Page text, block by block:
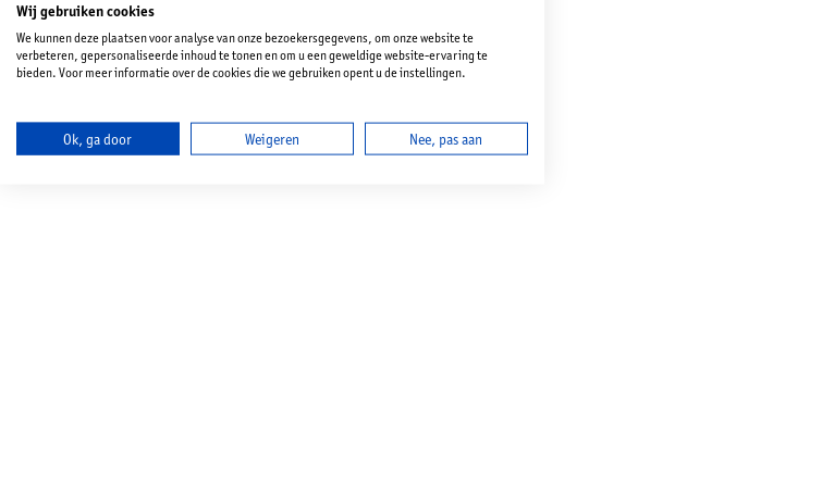
Wij gebruiken cookies
We kunnen deze plaatsen voor analyse van onze bezoekersgegevens, om onze website te
verbeteren, gepersonaliseerde inhoud te tonen en om u een geweldige website-ervaring te
bieden. Voor meer informatie over de cookies die we gebruiken opent u de instellingen.
Ok, ga door Weigeren Nee, pas aan